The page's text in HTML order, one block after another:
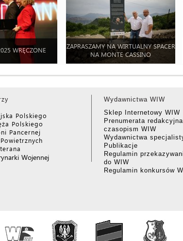
WRĘCZONE
ZAPRASZAMY NA WIRTUALNY SPACER
NA MONTE CASSINO
Polskiego
Polskiego
Pancernej
Wojennej
Wydawnictwa WIW
Sklep Internetowy WIW
Prenumerata redakcyjna
czasopism WIW
Wydawnictwa
Publikacje
Regulamin
do WIW
Regulamin konkursów